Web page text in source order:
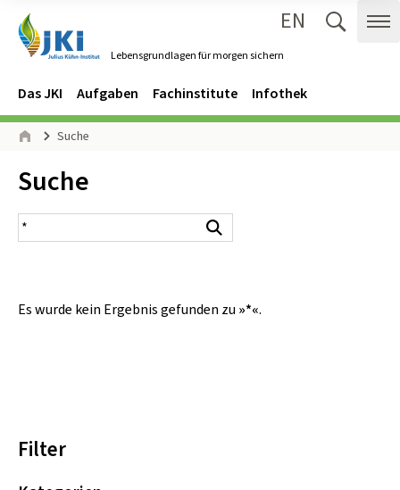
Lebensgrundlagen für morgen sichern
EN
Navigation
Hauptmenü
Das JKI Aufgaben Fachinstitute Infothek
Seitenpfad
Suche
Inhalt:
Suche
Suchergebnis
Es wurde kein Ergebnis gefunden zu »*«.
Filter